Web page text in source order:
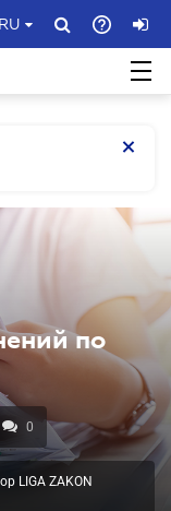
RU
по
0
LIGA ZAKON